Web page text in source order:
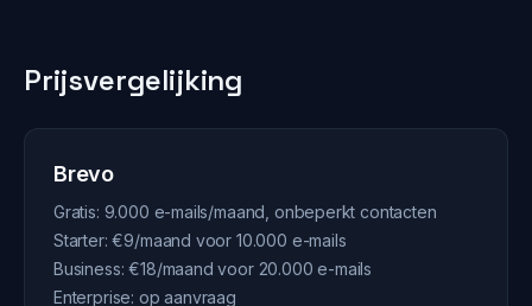
Prijsvergelijking
Brevo
Gratis: 9.000 e-mails/maand, onbeperkt contacten
Starter: €9/maand voor 10.000 e-mails
Business: €18/maand voor 20.000 e-mails
Enterprise: op aanvraag